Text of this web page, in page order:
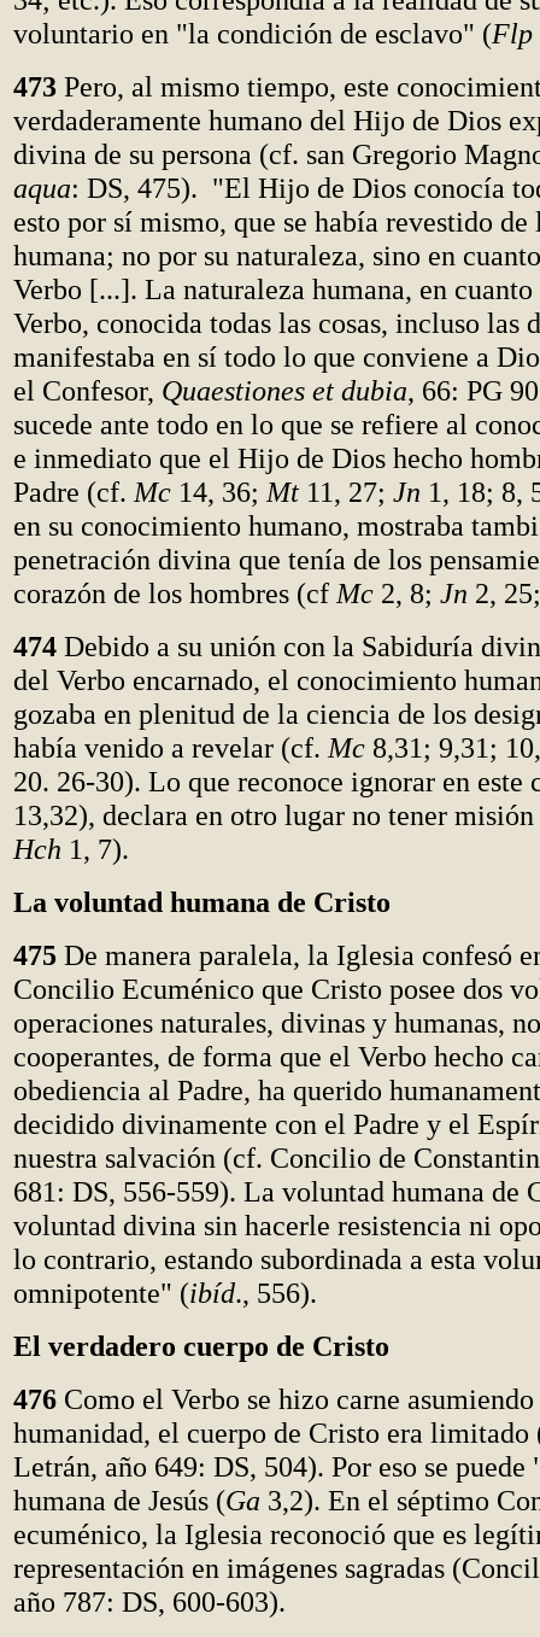
voluntario en "la condición de esclavo" (Flp
473 Pero, al mismo tiempo, este
verdaderamente humano del Hijo de Dios
divina de su persona (cf. san Gregorio
aqua: DS, 475). "El Hijo de Dios conocía
esto por sí mismo, que se había revestido
humana; no por su naturaleza, sino en
Verbo [...]. La naturaleza humana, en
Verbo, conocida todas las cosas, incluso las
manifestaba en sí todo lo que conviene a
el Confesor, Quaestiones et dubia, 66: PG
sucede ante todo en lo que se refiere al
e inmediato que el Hijo de Dios hecho
Padre (cf. Mc 14, 36; Mt 11, 27; Jn 1, 18; 8,
en su conocimiento humano, mostraba
penetración divina que tenía de los
corazón de los hombres (cf Mc 2, 8; Jn 2,
474 Debido a su unión con la Sabiduría
del Verbo encarnado, el conocimiento
gozaba en plenitud de la ciencia de los
había venido a revelar (cf. Mc 8,31; 9,31;
20. 26-30). Lo que reconoce ignorar en
13,32), declara en otro lugar no tener
Hch 1, 7).
La voluntad humana de Cristo
475 De manera paralela, la Iglesia confesó
Concilio Ecuménico que Cristo posee dos
operaciones naturales, divinas y humanas,
cooperantes, de forma que el Verbo hecho
obediencia al Padre, ha querido
decidido divinamente con el Padre y el
nuestra salvación (cf. Concilio de
681: DS, 556-559). La voluntad humana de
voluntad divina sin hacerle resistencia ni
lo contrario, estando subordinada a esta
omnipotente" (ibíd., 556).
El verdadero cuerpo de Cristo
476 Como el Verbo se hizo carne
humanidad, el cuerpo de Cristo era
Letrán, año 649: DS, 504). Por eso se
humana de Jesús (Ga 3,2). En el séptimo
ecuménico, la Iglesia reconoció que es
representación en imágenes sagradas
año 787: DS, 600-603).